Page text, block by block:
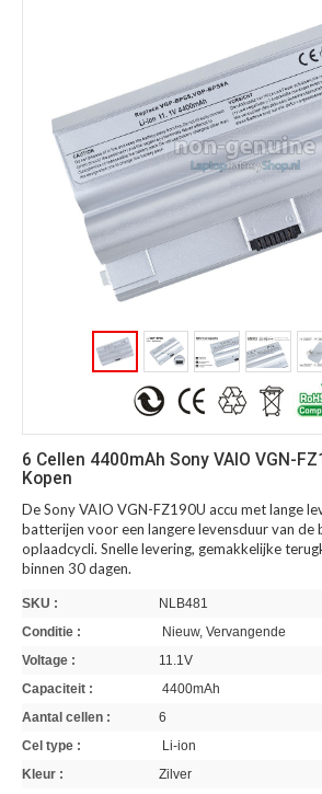
6 Cellen 4400mAh Sony VAIO VGN-
Kopen
De Sony VAIO VGN-FZ190U accu met lange
batterijen voor een langere levensduur van de
oplaadcycli. Snelle levering, gemakkelijke
binnen 30 dagen.
SKU :
NLB481
Conditie :
Nieuw, Vervangende
Voltage :
11.1V
Capaciteit :
4400mAh
Aantal cellen :
6
Cel type :
Li-ion
Kleur :
Zilver